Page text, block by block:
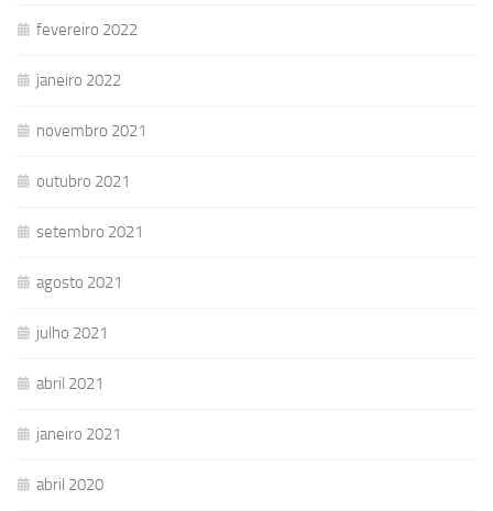
fevereiro 2022
janeiro 2022
novembro 2021
outubro 2021
setembro 2021
agosto 2021
julho 2021
abril 2021
janeiro 2021
abril 2020